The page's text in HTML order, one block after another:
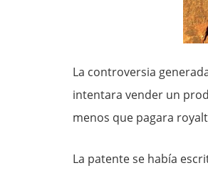
La controversia
intentara vender un
menos que pagara
La patente se había